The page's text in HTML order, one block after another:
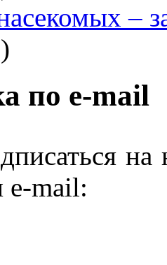
–
по e-mail
на
mail: